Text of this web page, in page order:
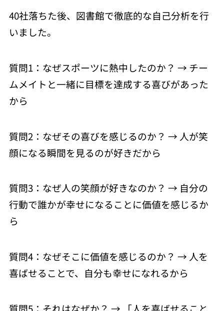
40社落ちた後、図書館で徹底的な自己分析を行
いました。
質問1：なぜスポーツに熱中したのか？ → チー
ムメイトと一緒に目標を達成する喜びがあった
から
質問2：なぜその喜びを感じるのか？ → 人が笑
顔になる瞬間を見るのが好きだから
質問3：なぜ人の笑顔が好きなのか？ → 自分の
行動で誰かが幸せになることに価値を感じるか
ら
質問4：なぜそこに価値を感じるのか？ → 人を
喜ばせることで、自分も幸せになれるから
質問5：それはなぜか？ → 「人を喜ばせること